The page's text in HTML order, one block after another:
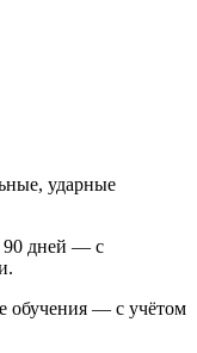
ударные
90 дней — с
обучения — с учётом